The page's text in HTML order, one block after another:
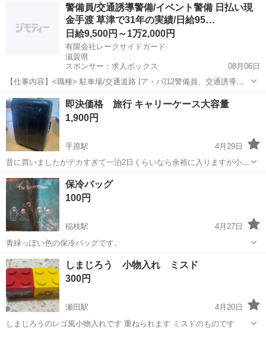
付き巾着 ⑧貴重品マルチケース警備員/交通誘導警備/イベント警備 日払い現
金手渡 草津で31年の実績/日給95…
日給9,500円～1万2,000円
有限会社レークサイドガード
滋賀県
スポンサー：求人ボックス
08月06日
【仕事内容】<職種> 駐車場/交通道路 [ア・パ]12警備員、交通誘導警
備、イベント警備 <雇用形態> アルバイト・パート <給与> [ア・パ]1
日給9,500円～12,000円、2日給11,750円～14,375円 交通費:一部...
アルバイト・パート
即決価格 旅行 キャリーケース大容量
1,900円
手原駅
4月29日
昔に買いましたがデカすぎて一泊2日くらいなら余裕に入りますが小さ
いのが欲しいのでお譲りします 即決であれば2000円にてお譲ります
質問あればよろしくお願いします でかい方やと思います
滋賀 栗東市 手原駅 ノベルティグッズ
保冷バッグ
100円
稲枝駅
4月27日
青緑っぽい色の保冷バッグです。
滋賀 彦根市 稲枝駅 ノベルティグッズ
しまじろう 小物入れ ミスド
300円
瀬田駅
4月20日
しまじろうのレゴ風小物入れです 重ねられます ミスドのものです